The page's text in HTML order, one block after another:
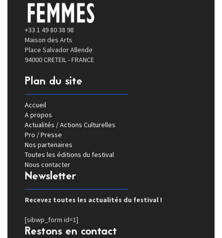
+33 1 49 80 38 98
Maison des Arts
Place Salvador Allende
94000 CRETEIL - FRANCE
Plan du site
Accueil
A propos
Actualités / Actions Culturelles
Pro / Presse
Nos partenaires
Toutes les éditions du festival
Nous contacter
Newsletter
Recevez toutes les actualités du festival !
[sibwp_form id=1]
Restons en contact